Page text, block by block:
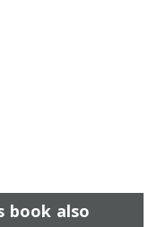
book also